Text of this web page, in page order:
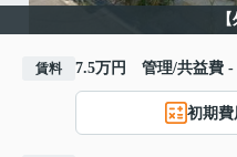
賃料 7.5万円 管理/共益費 -
初期